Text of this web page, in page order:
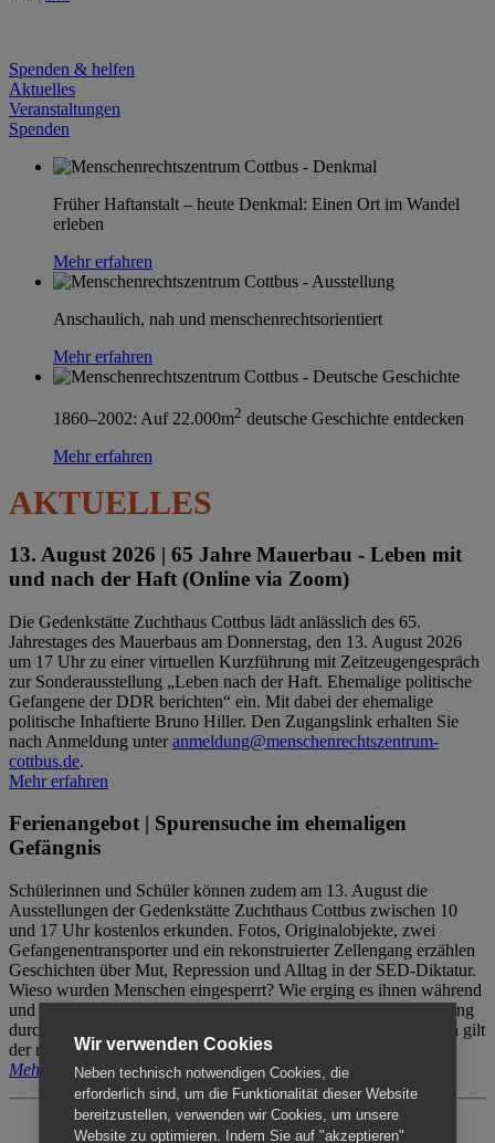
Spenden & helfen
Aktuelles
Veranstaltungen
Spenden
Früher Haftanstalt – heute Denkmal: Einen Ort im Wandel
erleben
Mehr erfahren
Anschaulich, nah und menschenrechtsorientiert
Mehr erfahren
1860–2002: Auf 22.000m2 deutsche Geschichte entdecken
Mehr erfahren
AKTUELLES
13. August 2026 | 65 Jahre Mauerbau - Leben mit
und nach der Haft (Online via Zoom)
Die Gedenkstätte Zuchthaus Cottbus lädt anlässlich des 65.
Jahrestages des Mauerbaus am Donnerstag, den 13. August 2026
um 17 Uhr zu einer virtuellen Kurzführung mit Zeitzeugengespräch
zur Sonderausstellung „Leben nach der Haft. Ehemalige politische
Gefangene der DDR berichten“ ein. Mit dabei der ehemalige
politische Inhaftierte Bruno Hiller. Den Zugangslink erhalten Sie
nach Anmeldung unteranmeldung@menschenrechtszentrum-
cottbus.de.
Mehr erfahren
Ferienangebot | Spurensuche im ehemaligen
Gefängnis
Schülerinnen und Schüler können zudem am 13. August die
Ausstellungen der Gedenkstätte Zuchthaus Cottbus zwischen 10
und 17 Uhr kostenlos erkunden. Fotos, Originalobjekte, zwei
Gefangenentransporter und ein rekonstruierter Zellengang erzählen
Geschichten über Mut, Repression und Alltag in der SED-Diktatur.
Wieso wurden Menschen eingesperrt? Wie erging es ihnen während
und nach der Haft? Der Besuch erfolgt individuell ohne Betreuung
durch das Menschenrechtszentrum Cottbus. Für Begleitpersonen gilt
der reguläre Eintritt (8€ / ermäßigt 5€).
Mehr erfahren
Wir verwenden Cookies
Neben technisch notwendigen Cookies, die
erforderlich sind, um die Funktionalität dieser Website
bereitzustellen, verwenden wir Cookies, um unsere
Website zu optimieren. Indem Sie auf "akzeptieren"